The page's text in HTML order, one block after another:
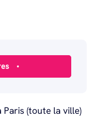
(toute la ville)